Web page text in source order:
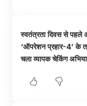
स्वतंत्रता दिवस से पहले
‘ऑपरेशन प्रहार-4’ के
चला व्यापक चेकिंग